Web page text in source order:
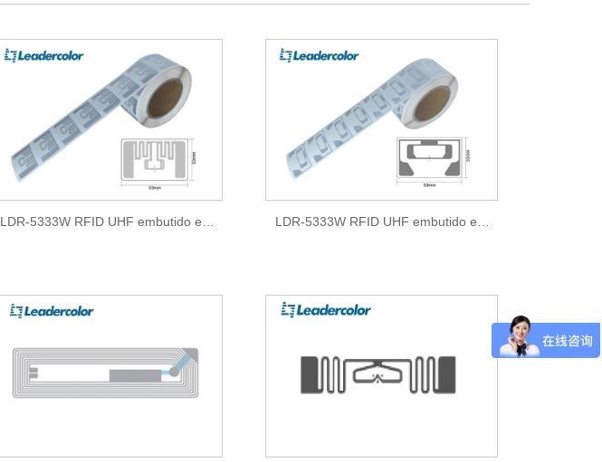
LDR-5333W RFID UHF embutido em
LDR-5333W RFID UHF embutido em